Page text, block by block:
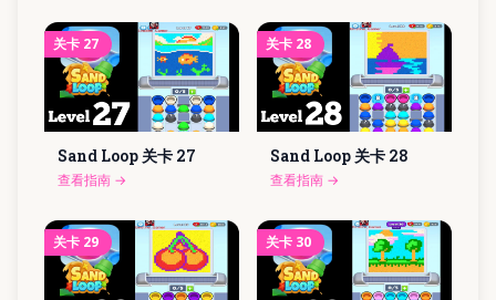
关卡 27
Sand Loop 关卡 27
查看指南 →
关卡 28
Sand Loop 关卡 28
查看指南 →
关卡 29 关卡 30